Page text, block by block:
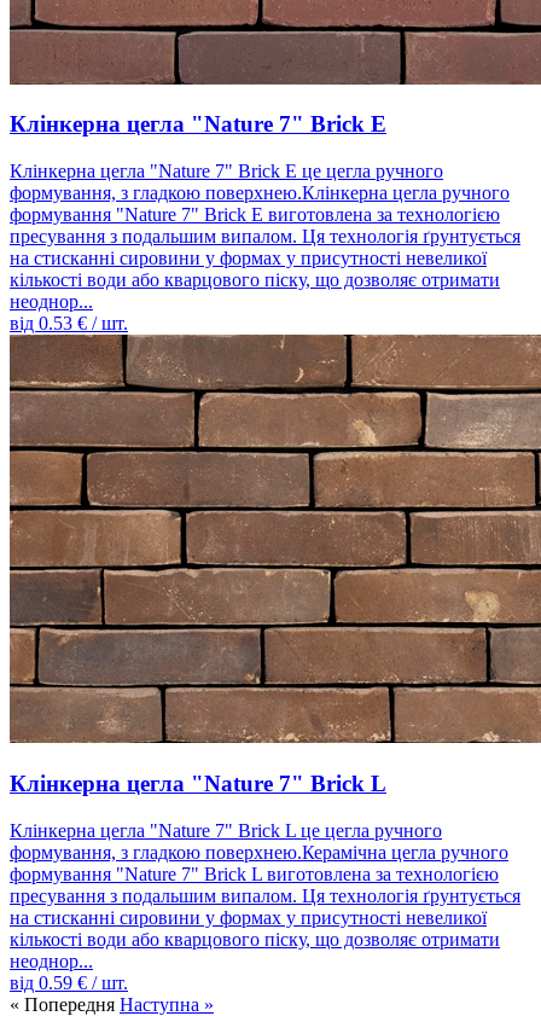
Клінкерна цегла "Nature 7" Brick E
Клінкерна цегла "Nature 7" Brick E це цегла ручного
формування, з гладкою поверхнею.Клінкерна цегла ручного
формування "Nature 7" Brick E виготовлена ​​за технологією
пресування з подальшим випалом. Ця технологія ґрунтується
на стисканні сировини у формах у присутності невеликої
кількості води або кварцового піску, що дозволяє отримати
неоднор...
від 0.53 € / шт.
Клінкерна цегла "Nature 7" Brick L
Клінкерна цегла "Nature 7" Brick L це цегла ручного
формування, з гладкою поверхнею.Керамічна цегла ручного
формування "Nature 7" Brick L виготовлена ​​за технологією
пресування з подальшим випалом. Ця технологія ґрунтується
на стисканні сировини у формах у присутності невеликої
кількості води або кварцового піску, що дозволяє отримати
неоднор...
від 0.59 € / шт.
« Попередня Наступна »